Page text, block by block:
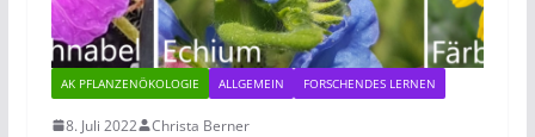
AK PFLANZENÖKOLOGIE ALLGEMEIN FORSCHENDES LERNEN
8. Juli 2022 Christa Berner